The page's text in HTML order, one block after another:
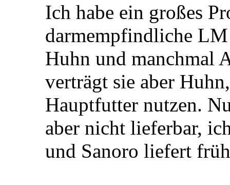
Ich habe ein großes
darmempfindliche
Huhn und manchmal
verträgt sie aber
Hauptfutter nutzen.
aber nicht lieferbar,
und Sanoro liefert